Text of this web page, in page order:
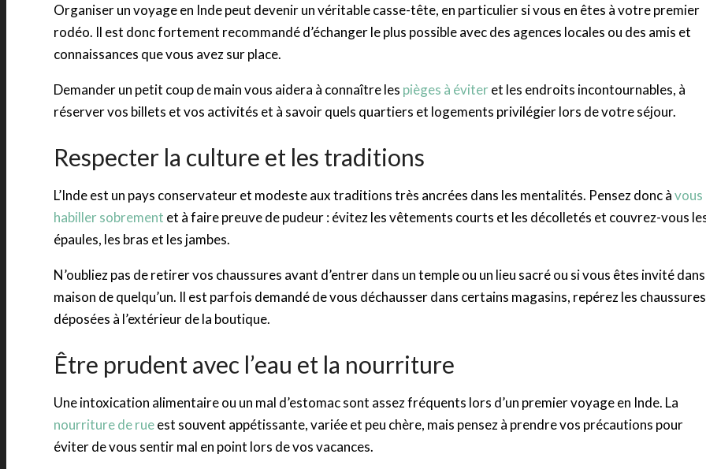
Organiser un voyage en Inde peut devenir un véritable casse-tête, en particulier si vous en êtes à votre premier
rodéo. Il est donc fortement recommandé d’échanger le plus possible avec des agences locales ou des amis et
connaissances que vous avez sur place.
Demander un petit coup de main vous aidera à connaître les pièges à éviteret les endroits incontournables, à
réserver vos billets et vos activités et à savoir quels quartiers et logements privilégier lors de votre séjour.
Respecter la culture et les traditions
L’Inde est un pays conservateur et modeste aux traditions très ancrées dans les mentalités. Pensez donc àvous
habiller sobrement et à faire preuve de pudeur : évitez les vêtements courts et les décolletés et couvrez-vous
épaules, les bras et les jambes.
N’oubliez pas de retirer vos chaussures avant d’entrer dans un temple ou un lieu sacré ou si vous êtes invité
maison de quelqu’un. Il est parfois demandé de vous déchausser dans certains magasins, repérez les chaussures
déposées à l’extérieur de la boutique.
Être prudent avec l’eau et la nourriture
Une intoxication alimentaire ou un mal d’estomac sont assez fréquents lors d’un premier voyage en Inde. La
nourriture de rueest souvent appétissante, variée et peu chère, mais pensez à prendre vos précautions pour
éviter de vous sentir mal en point lors de vos vacances.